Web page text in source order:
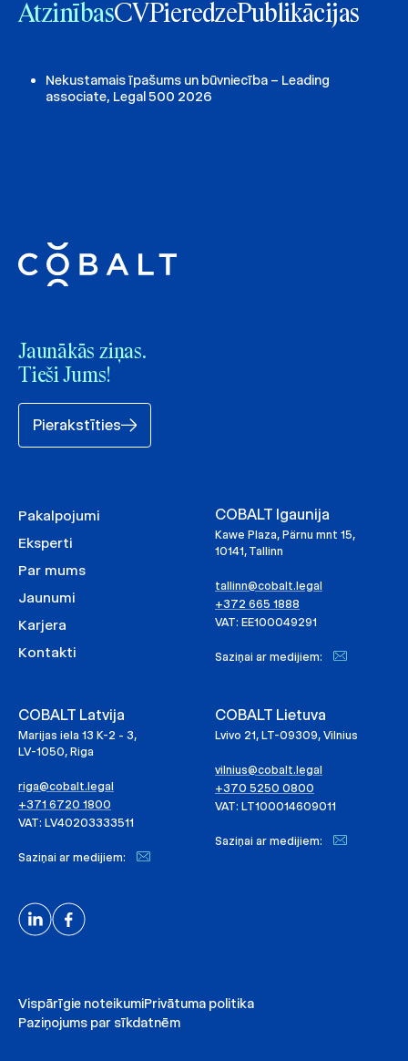
AtzinībasCVPieredzePublikācijas
Nekustamais īpašums un būvniecība – Leading
associate, Legal 500 2026
Jaunākās ziņas.
Tieši Jums!
Pierakstīties
Pakalpojumi
Eksperti
Par mums
Jaunumi
Karjera
Kontakti
COBALT Igaunija
Kawe Plaza, Pärnu mnt 15,
10141, Tallinn
tallinn@cobalt.legal
+372 665 1888
VAT: EE100049291
Saziņai ar medijiem:
COBALT Latvija
Marijas iela 13 K-2 - 3,
LV-1050, Riga
riga@cobalt.legal
+371 6720 1800
VAT: LV40203333511
Saziņai ar medijiem:
COBALT Lietuva
Lvivo 21, LT-09309, Vilnius
vilnius@cobalt.legal
+370 5250 0800
VAT: LT100014609011
Saziņai ar medijiem:
Vispārīgie noteikumiPrivātuma politika
Paziņojums par sīkdatnēm